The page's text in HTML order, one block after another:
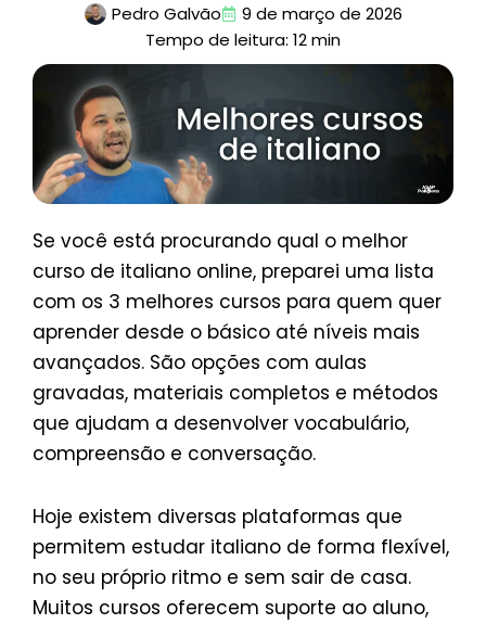
Pedro Galvão
9 de março de 2026
Tempo de leitura: 12 min
Se você está procurando qual o melhor
curso de italiano online, preparei uma lista
com os 3 melhores cursos para quem quer
aprender desde o básico até níveis mais
avançados. São opções com aulas
gravadas, materiais completos e métodos
que ajudam a desenvolver vocabulário,
compreensão e conversação.
Hoje existem diversas plataformas que
permitem estudar italiano de forma flexível,
no seu próprio ritmo e sem sair de casa.
Muitos cursos oferecem suporte ao aluno,